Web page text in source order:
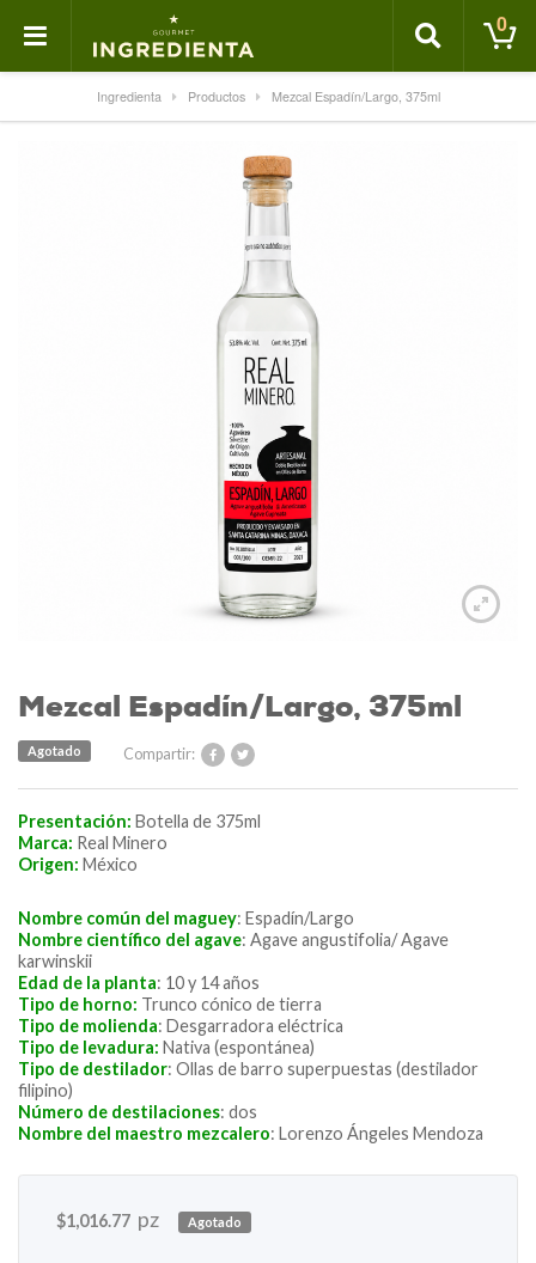
0
Ingredienta Productos Mezcal Espadín/Largo, 375ml
Mezcal Espadín/Largo, 375ml
Compartir:
Agotado
Presentación: Botella de 375ml
Marca: Real Minero
Origen: México
Nombre común del maguey: Espadín/Largo
Nombre científico del agave: Agave angustifolia/ Agave
karwinskii
Edad de la planta: 10 y 14 años
Tipo de horno: Trunco cónico de tierra
Tipo de molienda: Desgarradora eléctrica
Tipo de levadura: Nativa (espontánea)
Tipo de destilador: Ollas de barro superpuestas (destilador
filipino)
Número de destilaciones: dos
Nombre del maestro mezcalero: Lorenzo Ángeles Mendoza
$1,016.77 pz Agotado